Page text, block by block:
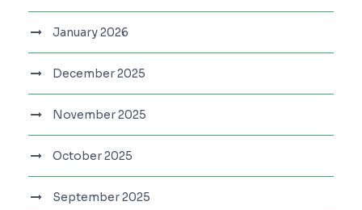
January 2026
December 2025
November 2025
October 2025
September 2025